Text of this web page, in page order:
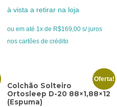
original
era:
R$199,00.
atual
é:
R$169,00.
à vista a retirar na loja
ou em até 1x de R$169,00 s/ juros
nos cartões de crédito
Oferta!
Colchão Solteiro
Ortosleep D-20 88×1,88×12
(Espuma)